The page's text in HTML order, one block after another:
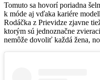
Tomuto sa hovorí poriadna
k móde aj vďaka kariére
Rodáčka z Prievidze zjavne
ktorým sú jednoznačne
nemôže dovoliť každá žena,